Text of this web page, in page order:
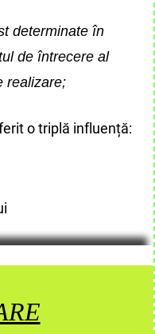
determinate în
de întrecere al
realizare;
o triplă influență: